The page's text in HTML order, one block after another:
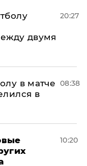
двумя
20:27
в матче
в
08:38
10:20